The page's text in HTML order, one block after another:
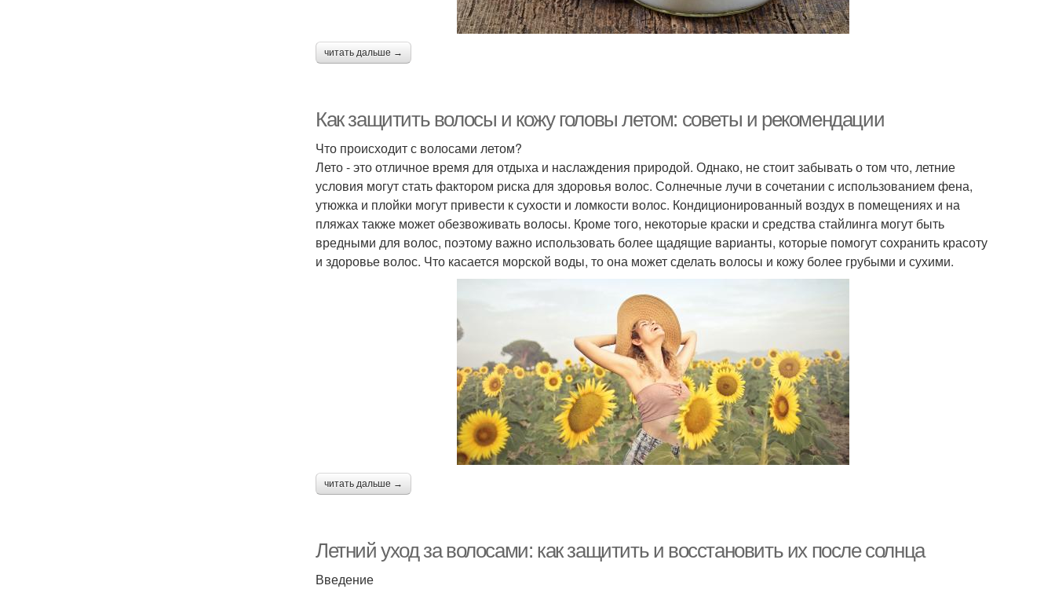
читать дальше →
Как защитить волосы и кожу головы летом: советы и рекомендации
Что происходит с волосами летом?
Лето - это отличное время для отдыха и наслаждения природой. Однако, не стоит забывать о том что, летние
условия могут стать фактором риска для здоровья волос. Солнечные лучи в сочетании с использованием фена,
утюжка и плойки могут привести к сухости и ломкости волос. Кондиционированный воздух в помещениях и на
пляжах также может обезвоживать волосы. Кроме того, некоторые краски и средства стайлинга могут быть
вредными для волос, поэтому важно использовать более щадящие варианты, которые помогут сохранить красоту
и здоровье волос. Что касается морской воды, то она может сделать волосы и кожу более грубыми и сухими.
читать дальше →
Летний уход за волосами: как защитить и восстановить их после солнца
Введение